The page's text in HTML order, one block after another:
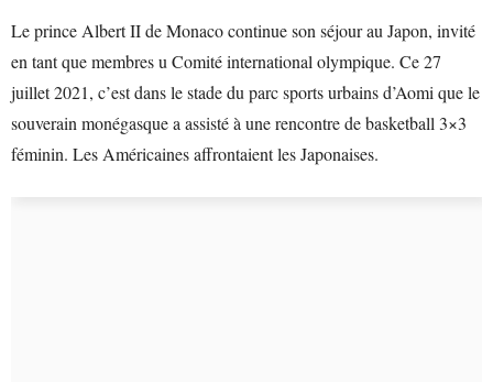
Le prince Albert II de Monaco continue son séjour au Japon, invité
en tant que membres u Comité international olympique. Ce 27
juillet 2021, c’est dans le stade du parc sports urbains d’Aomi que le
souverain monégasque a assisté à une rencontre de basketball 3×3
féminin. Les Américaines affrontaient les Japonaises.